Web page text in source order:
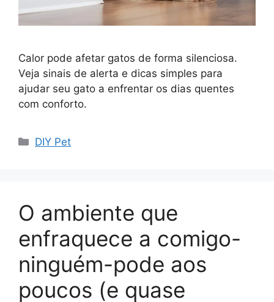
Calor pode afetar gatos de forma silenciosa.
Veja sinais de alerta e dicas simples para
ajudar seu gato a enfrentar os dias quentes
com conforto.
Categorias
DIY Pet
O ambiente que
enfraquece a comigo-
ninguém-pode aos
poucos (e quase